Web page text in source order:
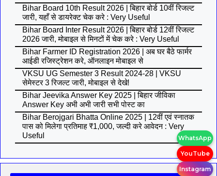
Bihar Board 10th Result 2026 | बिहार बोर्ड 10वीं रिजल्ट
जारी, यहाँ से डायरेक्ट चेक करे : Very Useful
Bihar Board Inter Result 2026 | बिहार बोर्ड 12वीं रिजल्ट
2026 जारी, मोबाइल से मिनटों में चेक करे : Very Useful
Bihar Farmer ID Registration 2026 | अब घर बैठे फार्मर
आईडी रजिस्ट्रेशन करे, ऑनलाइन मोबाइल से
VKSU UG Semester 3 Result 2024-28 | VKSU
सेमेस्टर 3 रिजल्ट जारी, मोबाइल से देखे!
Bihar Jeevika Answer Key 2025 | बिहार जीविका
Answer Key अभी अभी जारी सभी पोस्ट का
Bihar Berojgari Bhatta Online 2025 | 12वीं एवं स्नातक
पास को मिलेगा प्रतिमाह ₹1,000, जल्दी करे आवेदन : Very
Useful
WhatsApp
YouTube
Instagram